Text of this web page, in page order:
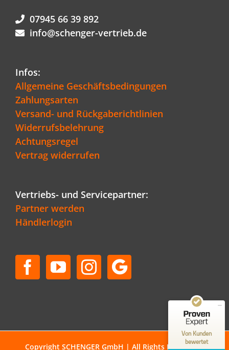
07945 66 39 892
info@schenger-vertrieb.de
Infos:
Allgemeine Geschäftsbedingungen
Zahlungsarten
Versand- und Rückgaberichtlinien
Widerrufsbelehrung
Achtungsregel
Vertrag widerrufen
Vertriebs- und Servicepartner:
Partner werden
Händlerlogin
Copyright SCHENGER GmbH | All Rights Reserved |
Von Kunden
bewertet
SEHR GUT
50
Bewertungen auf
ProvenExpert.com